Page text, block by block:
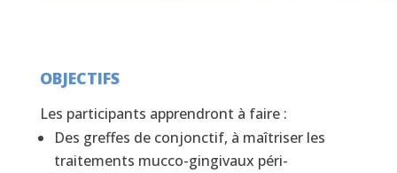
OBJECTIFS
Les participants apprendront à faire :
Des greffes de conjonctif, à maîtriser les
traitements mucco-gingivaux péri-